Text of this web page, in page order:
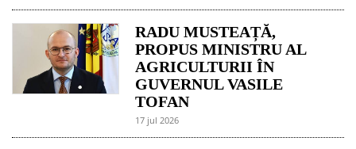
RADU MUSTEAȚĂ,
PROPUS MINISTRU AL
AGRICULTURII ÎN
GUVERNUL VASILE
TOFAN
17 jul 2026